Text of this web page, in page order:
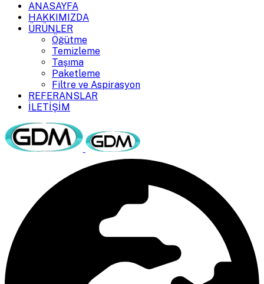
ANASAYFA
HAKKIMIZDA
ÜRÜNLER
Öğütme
Temizleme
Taşıma
Paketleme
Filtre ve Aspirasyon
REFERANSLAR
İLETİŞİM